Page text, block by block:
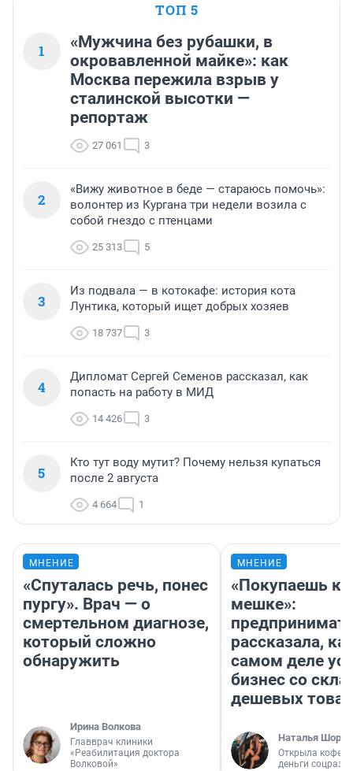
ТОП 5
1
«Мужчина без рубашки, в
окровавленной майке»: как
Москва пережила взрыв у
сталинской высотки —
репортаж
27 061 3
2
«Вижу животное в беде — стараюсь помочь»:
волонтер из Кургана три недели возила с
собой гнездо с птенцами
25 313 5
3
Из подвала — в котокафе: история кота
Лунтика, который ищет добрых хозяев
18 737 3
4
Дипломат Сергей Семенов рассказал, как
попасть на работу в МИД
14 426 3
5
Кто тут воду мутит? Почему нельзя купаться
после 2 августа
4 664 1
МНЕНИЕ
«Спуталась речь, понес
пургу». Врач — о
смертельном диагнозе,
который сложно
обнаружить
Ирина Волкова
Главврач клиники
«Реабилитация доктора
Волковой»
МНЕНИЕ
«Покупаешь
мешке»:
рассказала,
самом деле
бизнес со
дешевых
Наталья
Открыла
деньги